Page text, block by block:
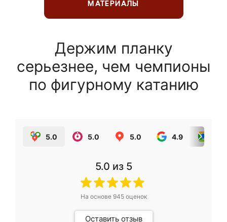
МАТЕРИАЛЫ
Держим планку
серьезнее, чем чемпионы
по фигурному катанию
5.0 5.0 5.0 4.9
5.0 из 5
На основе 945оценок
Оставить отзыв